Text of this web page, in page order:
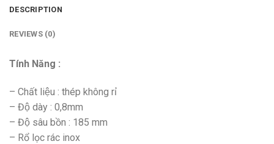
DESCRIPTION
REVIEWS (0)
Tính Năng :
– Chất liệu : thép không rỉ
– Độ dày : 0,8mm
– Độ sâu bồn : 185 mm
– Rổ lọc rác inox